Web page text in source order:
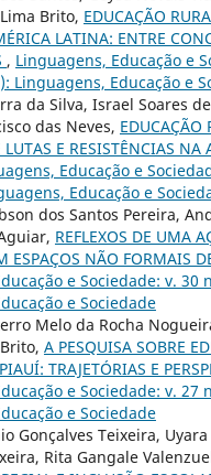
Brito, EDUCAÇÃO
LATINA: ENTRE
, Linguagens, Educação e
Linguagens, Educação e
da Silva, Israel Soares
das Neves, EDUCAÇÃO
E RESISTÊNCIAS NA
Educação e
Educação e
dos Santos Pereira,
REFLEXOS DE UMA
ESPAÇOS NÃO FORMAIS
e Sociedade: v. 30
e Sociedade
Melo da Rocha
A PESQUISA SOBRE
TRAJETÓRIAS E
e Sociedade: v. 27
e Sociedade
Gonçalves Teixeira, Uyara
Rita Gangale